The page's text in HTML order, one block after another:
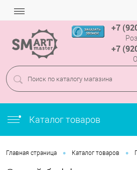
+7
+7
Каталог товаров
Главная страница • Каталог товаров •